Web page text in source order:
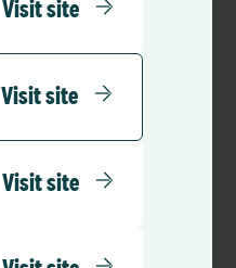
Visit site
Visit site
Visit site